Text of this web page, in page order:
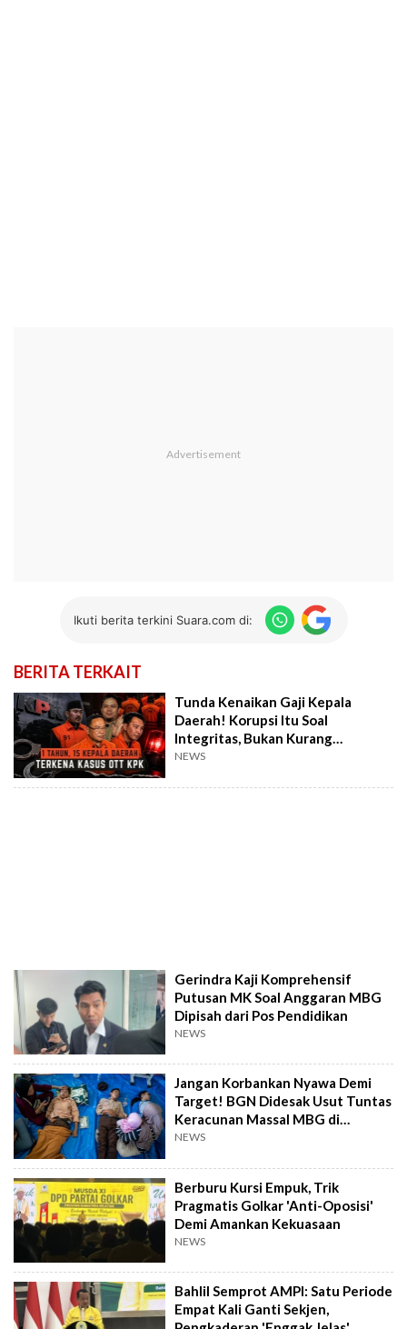
Ikuti berita terkini Suara.com di:
BERITA TERKAIT
Tunda Kenaikan Gaji Kepala
Daerah! Korupsi Itu Soal
Integritas, Bukan Kurang
Penghasilan
NEWS
Gerindra Kaji Komprehensif
Putusan MK Soal Anggaran MBG
Dipisah dari Pos Pendidikan
NEWS
Jangan Korbankan Nyawa Demi
Target! BGN Didesak Usut Tuntas
Keracunan Massal MBG di
Semarang
NEWS
Berburu Kursi Empuk, Trik
Pragmatis Golkar 'Anti-Oposisi'
Demi Amankan Kekuasaan
NEWS
Bahlil Semprot AMPI: Satu Periode
Empat Kali Ganti Sekjen,